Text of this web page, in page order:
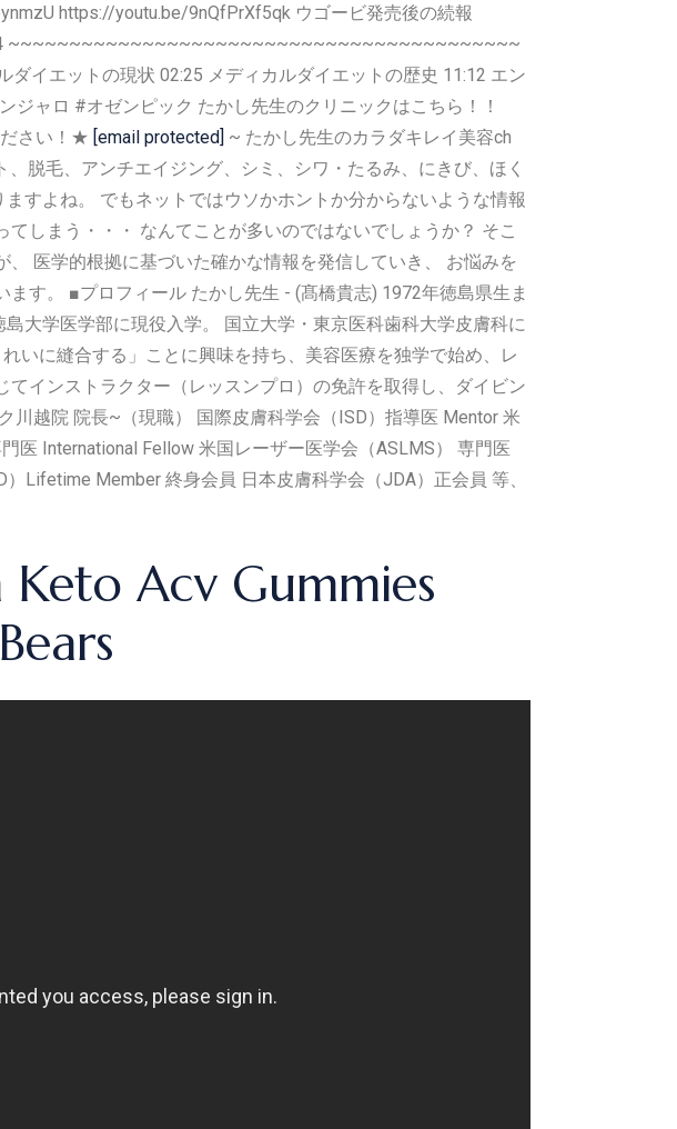
https://youtu.be/9nQfPrXf5qk ウゴービ発売後の続報
~~~~~~~~~~~~~~~~~~~~~~~~~~~~~~~~~~~~~~~~~~
イエットの現状 02:25 メディカルダイエットの歴史 11:12 エン
ャロ #オゼンピック たかし先生のクリニックはこちら！！
ださい！★ [email protected] ~ たかし先生のカラダキレイ美容ch
脱毛、アンチエイジング、シミ、シワ・たるみ、にきび、ほく
すよね。 でもネットではウソかホントか分からないような情報
しまう・・・ なんてことが多いのではないでしょうか？ そこ
医学的根拠に基づいた確かな情報を発信していき、 お悩みを
す。 ■プロフィール たかし先生 - (髙橋貴志) 1972年徳島県生ま
大学医学部に現役入学。 国立大学・東京医科歯科大学皮膚科に
いに縫合する」ことに興味を持ち、美容医療を独学で始め、レ
インストラクター（レッスンプロ）の免許を取得し、ダイビン
越院 院長~（現職） 国際皮膚科学会（ISD）指導医 Mentor 米
医 International Fellow 米国レーザー医学会（ASLMS） 専門医
Lifetime Member 終身会員 日本皮膚科学会（JDA）正会員 等、
Keto Acv Gummies